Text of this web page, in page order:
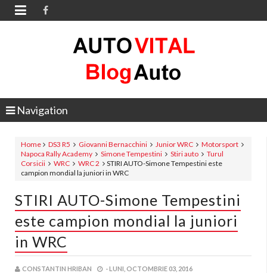

Navigation
Home DS3 R5 Giovanni Bernacchini Junior WRC
Motorsport
Napoca Rally Academy
Simone Tempestini Stiri auto
Turul
Corsicii
WRC WRC 2
STIRI AUTO-Simone Tempestini este
campion mondial la juniori in WRC
STIRI AUTO-Simone Tempestini
este campion mondial la juniori
in WRC
CONSTANTIN HRIBAN -LUNI, OCTOMBRIE 03, 2016